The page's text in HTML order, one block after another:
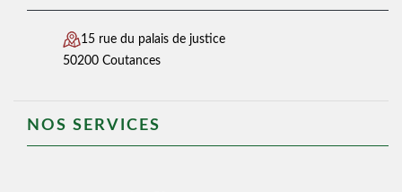
15 rue du palais de justice
50200 Coutances
NOS SERVICES